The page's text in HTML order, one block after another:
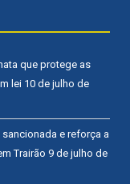
que protege as
lei 10 de julho de
e reforça a
Trairão 9 de julho de